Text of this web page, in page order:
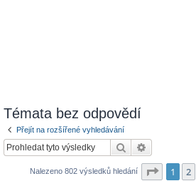
Témata bez odpovědí
Přejít na rozšířené vyhledávání
Hledat
Nalezeno 802 výsledků hledání Stránka
1 2